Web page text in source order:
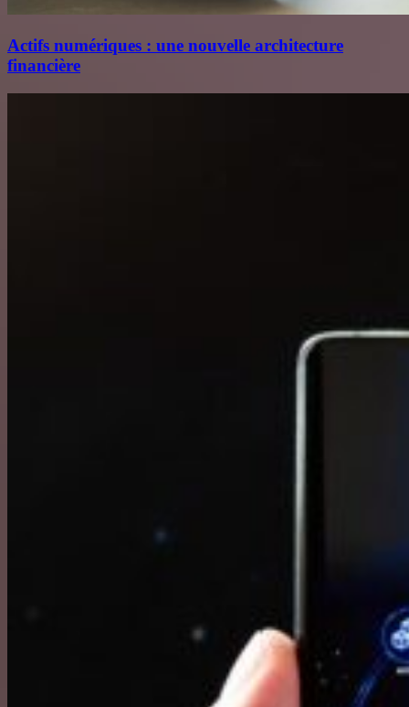
Actifs numériques : une nouvelle architecture
financière